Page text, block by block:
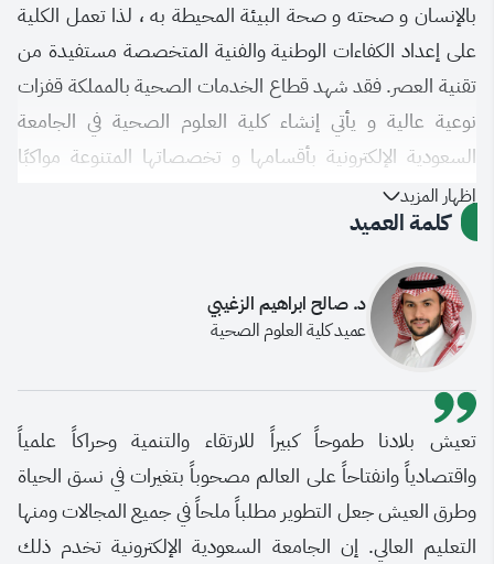
بالإنسان و صحته و صحة البيئة المحيطة به ، لذا تعمل الكلية
على إعداد الكفاءات الوطنية والفنية المتخصصة مستفيدة من
تقنية العصر. فقد شهد قطاع الخدمات الصحية بالمملكة قفزات
نوعية عالية و يأتي إنشاء كلية العلوم الصحية في الجامعة
السعودية الإلكترونية بأقسامها و تخصصاتها المتنوعة مواكبًا
لهذا التطور في الخدمات الصحية تقنيًا ونوعيًا. وتهدف الكلية
بشكل عام لتلبية مختلف احتياجات وتطلعات القطاع الصحي
والمجتمع عامة من خلال تخريج طلبة ومتخصصين يحظون
بالمعارف والمهارات العالية القائمة على أسس علمية و مهنية
سليمة بالإضافة إلى إجراء البحوث المتميزة المبنية على الأدلة
والمعلومات و المشاركة في خدمة المجتمع من خلال برامج
الشراكة المجتمعية.
إظهار المزيد
كلمة العميد
د. صالح ابراهيم الزغيبي
عميد كلية العلوم الصحية
​​تعيش بلادنا طموحاً كبيراً للارتقاء والتنمية وحراكاً علمياً
واقتصادياً وانفتاحاً على العالم مصحوباً بتغيرات في نسق الحياة
وطرق العيش جعل التطوير مطلباً ملحاً في جميع المجالات ومنها
التعليم العالي. إن الجامعة السعودية الإلكترونية تخدم ذلك